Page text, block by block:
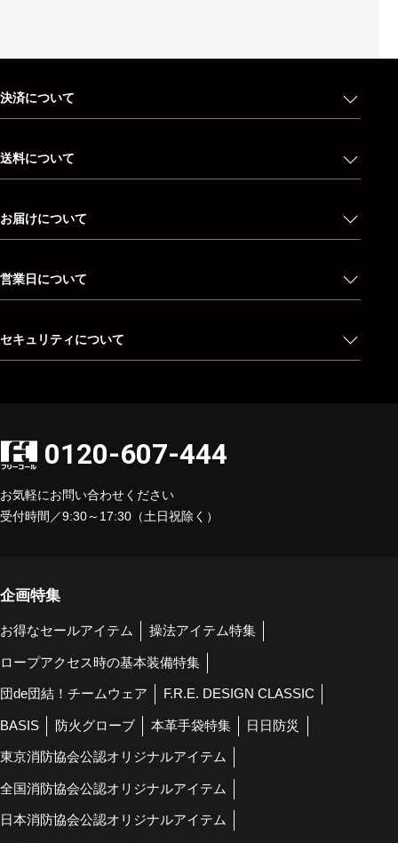
決済について
送料について
お届けについて
営業日について
セキュリティについて
0120-607-444
お気軽にお問い合わせください
受付時間／9:30～17:30（土日祝除く）
企画特集
お得なセールアイテム 操法アイテム特集
ロープアクセス時の基本装備特集
団de団結！チームウェア F.R.E. DESIGN CLASSIC
BASIS 防火グローブ 本革手袋特集 日日防災
東京消防協会公認オリジナルアイテム
全国消防協会公認オリジナルアイテム
日本消防協会公認オリジナルアイテム